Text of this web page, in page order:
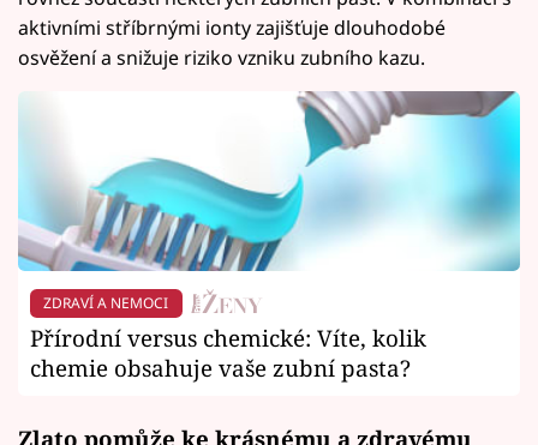
aktivními stříbrnými ionty zajišťuje dlouhodobé
osvěžení a snižuje riziko vzniku zubního kazu.
ZDRAVÍ A NEMOCI
Přírodní versus chemické: Víte, kolik
chemie obsahuje vaše zubní pasta?
Zlato pomůže ke krásnému a zdravému